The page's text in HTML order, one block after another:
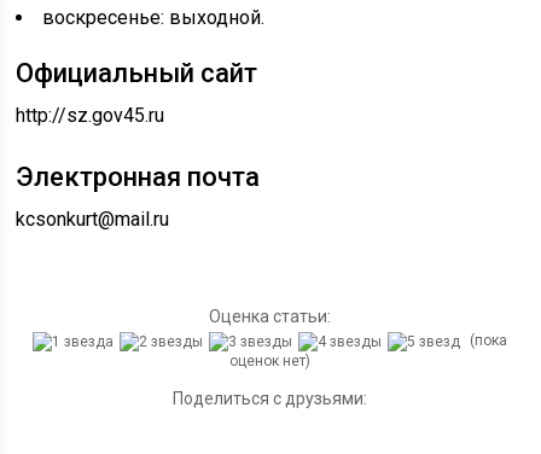
воскресенье: выходной.
Официальный сайт
http://sz.gov45.ru
Электронная почта
kcsonkurt@mail.ru
Оценка статьи:
(пока
оценок нет)
Поделиться с друзьями: